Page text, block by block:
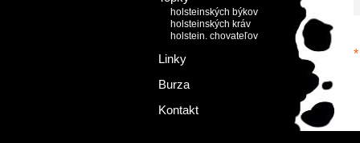
holsteinských býkov
holsteinských kráv
holstein. chovateľov
Linky
Burza
Kontakt
*